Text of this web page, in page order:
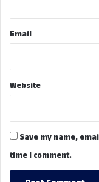
Email
Website
Save my name,
time I comment.